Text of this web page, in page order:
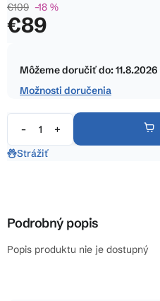
hviezdičiek.
€109 –18 %
€89
cena:
Môžeme doručiť do:11.8.2026
Možnosti doručenia
Strážiť
Podrobný popis
Popis produktu nie je dostupný